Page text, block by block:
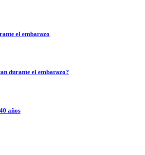
el embarazo
durante el embarazo?
años